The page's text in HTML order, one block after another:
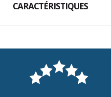
CARACTÉRISTIQUES